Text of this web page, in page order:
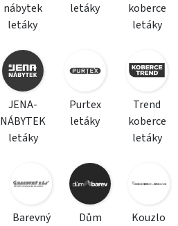
nábytek
letáky
letáky
koberce
letáky
JENA-
NÁBYTEK
letáky
Purtex
letáky
Trend
koberce
letáky
Barevný
Dům
Kouzlo